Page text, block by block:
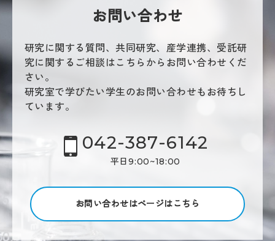
お問い合わせ
研究に関する質問、共同研究、産学連携、受託研
究に関するご相談はこちらからお問い合わせくだ
さい。
研究室で学びたい学生のお問い合わせもお待ちし
ています。
042-387-6142
平日9:00~18:00
お問い合わせはページはこちら